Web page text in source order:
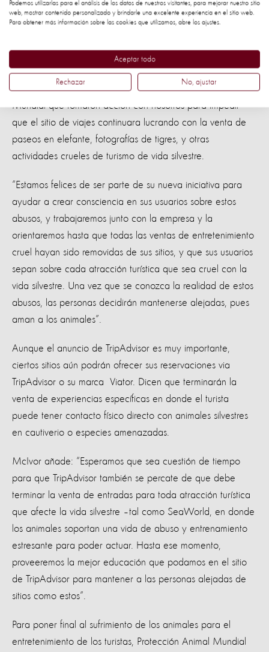
Steve McIvor, CEO de Protección Animal Mundial, dijo:
para acabar con la cruel industria de entretenimiento
turístico con animales silvestres. Y es un gran resultado para
más de medio millón de segeuidores de Protección Animal
Mundial que tomaron acción con nosotros para impedir
que el sitio de viajes continuara lucrando con la venta de
paseos en elefante, fotografías de tigres, y otras
actividades crueles de turismo de vida silvestre.
“Estamos felices de ser parte de su nueva iniciativa para
ayudar a crear consciencia en sus usuarios sobre estos
abusos, y trabajaremos junto con la empresa y la
orientaremos hasta que todas las ventas de entretenimiento
cruel hayan sido removidas de sus sitios, y que sus usuarios
sepan sobre cada atracción turística que sea cruel con la
vida silvestre. Una vez que se conozca la realidad de estos
abusos, las personas decidirán mantenerse alejadas, pues
aman a los animales”.
Aunque el anuncio de TripAdvisor es muy importante,
ciertos sitios aún podrán ofrecer sus reservaciones via
TripAdvisor o su marca Viator. Dicen que terminarán la
venta de experiencias específicas en donde el turista
puede tener contacto físico directo con animales silvestres
en cautiverio o especies amenazadas.
McIvor añade: “Esperamos que sea cuestión de tiempo
para que TripAdvisor también se percate de que debe
terminar la venta de entradas para toda atracción turística
que afecte la vida silvestre –tal como SeaWorld, en donde
los animales soportan una vida de abuso y entrenamiento
estresante para poder actuar. Hasta ese momento,
proveeremos la mejor educación que podamos en el sitio
de TripAdvisor para mantener a las personas alejadas de
sitios como estos”.
Para poner final al sufrimiento de los animales para el
entretenimiento de los turistas, Protección Animal Mundial
Podemos utilizarlas para el análisis de los datos de nuestros visitantes, para mejorar nuestro sitio
web, mostrar contenido personalizado y brindarle una excelente experiencia en el sitio web.
Para obtener más información sobre las cookies que utilizamos, abre los ajustes.
Aceptar todo
Rechazar No, ajustar